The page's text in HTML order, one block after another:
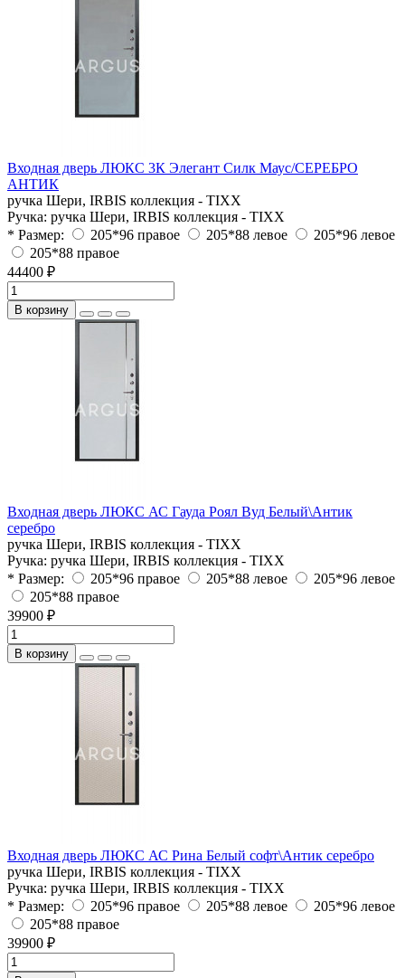
Входная дверь ЛЮКС 3К Элегант Силк Маус/СЕРЕБРО
АНТИК
ручка Шери, IRBIS коллекция - TIXX
Ручка: ручка Шери, IRBIS коллекция - TIXX
* Размер:
205*96 правое 205*88 левое
205*96 левое
205*88 правое
44400 ₽
В корзину
Входная дверь ЛЮКС АС Гауда Роял Вуд Белый\Антик
серебро
ручка Шери, IRBIS коллекция - TIXX
Ручка: ручка Шери, IRBIS коллекция - TIXX
* Размер:
205*96 правое 205*88 левое
205*96 левое
205*88 правое
39900 ₽
В корзину
Входная дверь ЛЮКС АС Рина Белый софт\Антик серебро
ручка Шери, IRBIS коллекция - TIXX
Ручка: ручка Шери, IRBIS коллекция - TIXX
* Размер:
205*96 правое 205*88 левое
205*96 левое
205*88 правое
39900 ₽